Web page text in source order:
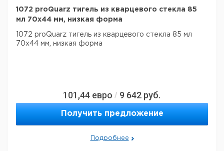
1072 proQuarz тигель из кварцевого стекла 85
мл 70x44 мм, низкая форма
1072 proQuarz тигель из кварцевого стекла 85 мл
70x44 мм, низкая форма
101,44 евро / 9 642 руб.
Получить предложение
Подробнее